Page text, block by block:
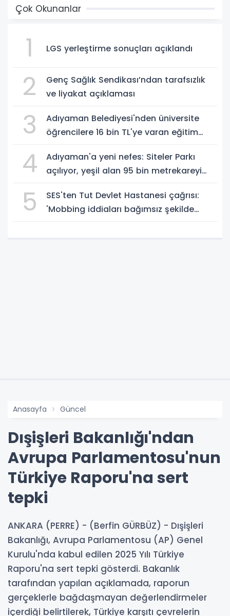
Çok Okunanlar
1 LGS yerleştirme sonuçları açıklandı
2
Genç Sağlık Sendikası’ndan tarafsızlık
ve liyakat açıklaması
3
Adıyaman Belediyesi'nden üniversite
öğrencilere 16 bin TL'ye varan eğitim
4
Adıyaman'a yeni nefes: Siteler Parkı
açılıyor, yeşil alan 95 bin metrekareyi
5
SES'ten Tut Devlet Hastanesi çağrısı:
'Mobbing iddiaları bağımsız şekilde
Anasayfa Güncel
Dışişleri Bakanlığı'ndan
Avrupa Parlamentosu'nun
Türkiye Raporu'na sert
tepki
ANKARA (PERRE) - (Berfin GÜRBÜZ) - Dışişleri
Bakanlığı, Avrupa Parlamentosu (AP) Genel
Kurulu'nda kabul edilen 2025 Yılı Türkiye
Raporu'na sert tepki gösterdi. Bakanlık
tarafından yapılan açıklamada, raporun
gerçeklerle bağdaşmayan değerlendirmeler
içerdiği belirtilerek, Türkiye karşıtı çevrelerin